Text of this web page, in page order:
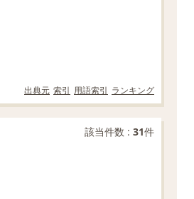
出典元 索引 用語索引 ランキング
該当件数 : 31件